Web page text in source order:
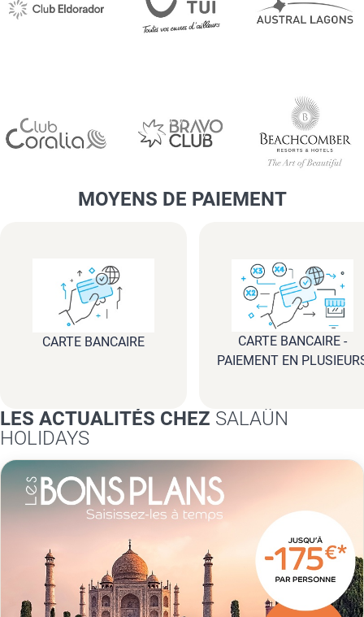
MOYENS DE PAIEMENT
CARTE BANCAIRE
CARTE BANCAIRE -
PAIEMENT EN
LES ACTUALITÉS CHEZ SALAÜN
HOLIDAYS